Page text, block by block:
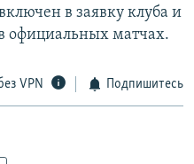
в заявку клуба и
официальных матчах.
VPN Подпишитесь